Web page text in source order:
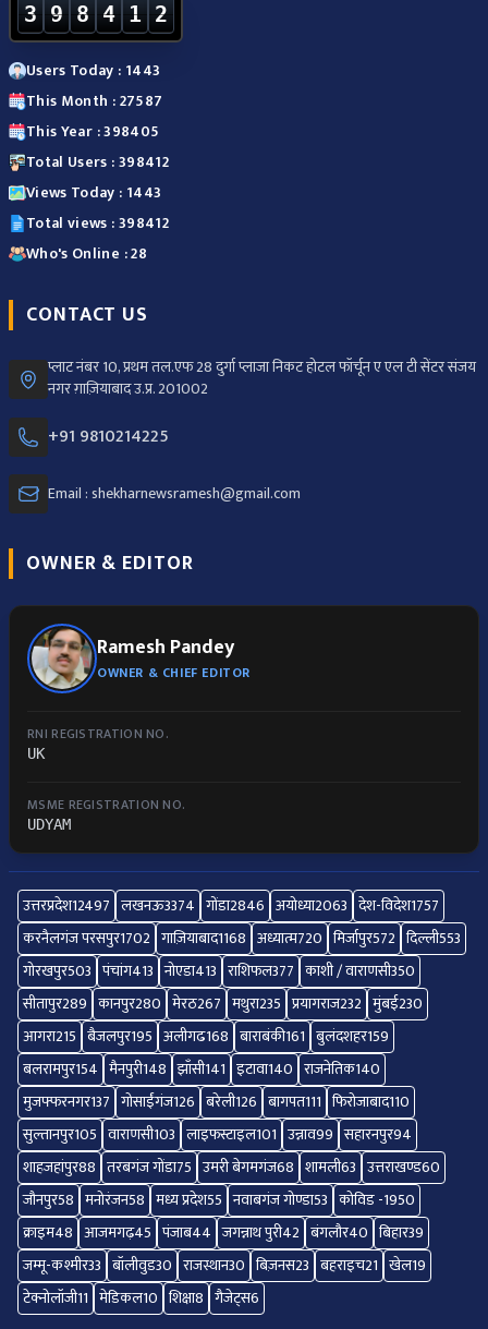
3 9 8 4 1 2
Users Today : 1443
This Month : 27587
This Year : 398405
Total Users : 398412
Views Today : 1443
Total views : 398412
Who's Online : 28
CONTACT US
प्लाट नंबर 10, प्रथम तल.एफ 28 दुर्गा प्लाजा निकट होटल फॉर्चून ए एल टी सेंटर संजय
नगर ग़ाज़ियाबाद उ.प्र. 201002
+91 9810214225
Email : shekharnewsramesh@gmail.com
OWNER & EDITOR
Ramesh Pandey
OWNER & CHIEF EDITOR
RNI REGISTRATION NO.
UK
MSME REGISTRATION NO.
UDYAM
उत्तरप्रदेश12497 लखनऊ3374 गोंडा2846 अयोध्या2063 देश-विदेश1757
करनैलगंज परसपुर1702 गाज़ियाबाद1168 अध्यात्म720 मिर्जापुर572 दिल्ली553
गोरखपुर503 पंचांग413 नोएडा413 राशिफल377 काशी / वाराणसी350
सीतापुर289 कानपुर280 मेरठ267 मथुरा235 प्रयागराज232 मुंबई230
आगरा215 बैजलपुर195 अलीगढ168 बाराबंकी161 बुलंदशहर159
बलरामपुर154 मैनपुरी148 झाँसी141 इटावा140 राजनेतिक140
मुजफ्फरनगर137 गोसाईंगंज126 बरेली126 बागपत111 फिरोजाबाद110
सुल्तानपुर105 वाराणसी103 लाइफस्टाइल101 उन्नाव99 सहारनपुर94
शाहजहांपुर88 तरबगंज गोंडा75 उमरी बेगमगंज68 शामली63 उत्तराखण्ड60
जौनपुर58 मनोरंजन58 मध्य प्रदेश55 नवाबगंज गोण्डा53 कोविड -1950
क्राइम48 आजमगढ़45 पंजाब44 जगन्नाथ पुरी42 बंगलौर40 बिहार39
जम्मू-कश्मीर33 बॉलीवुड30 राजस्थान30 बिज़नस23 बहराइच21 खेल19
टेक्नोलॉजी11 मेडिकल10 शिक्षा8 गैजेट्स6